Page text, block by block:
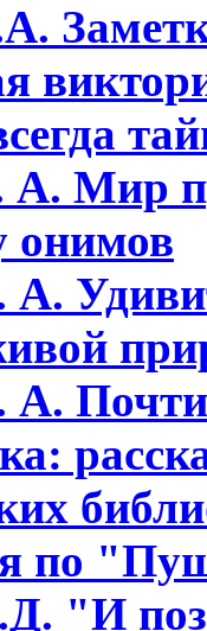
Мир
онимов
Почти
по
"И